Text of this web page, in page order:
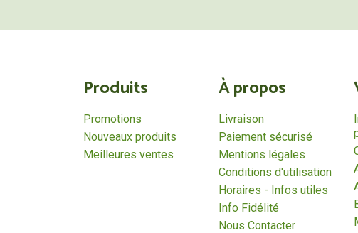
Produits
Promotions
Nouveaux produits
Meilleures ventes
À propos
Livraison
Paiement sécurisé
Mentions légales
Conditions d'utilisation
Horaires - Infos utiles
Info Fidélité
Nous Contacter